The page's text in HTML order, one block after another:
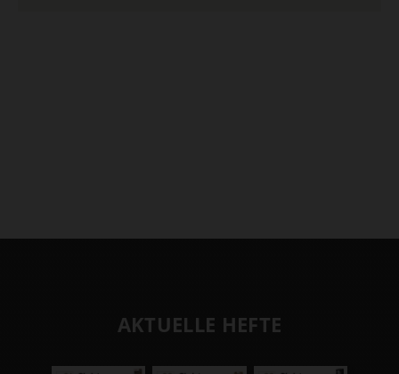
AKTUELLE HEFTE